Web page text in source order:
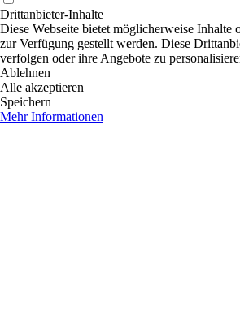
Drittanbieter-Inhalte
Diese Webseite bietet möglicherweise
zur Verfügung gestellt werden. Diese
verfolgen oder ihre Angebote zu
Ablehnen
Alle akzeptieren
Speichern
Mehr Informationen